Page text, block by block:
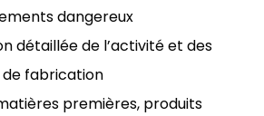
dangereux
détaillée de l’activité et des
fabrication
premières, produits